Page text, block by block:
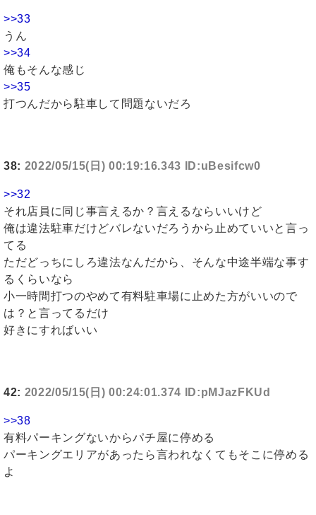
>>33
うん
>>34
俺もそんな感じ
>>35
打つんだから駐車して問題ないだろ
38: 2022/05/15(日) 00:19:16.343 ID:uBesifcw0
>>32
それ店員に同じ事言えるか？言えるならいいけど
俺は違法駐車だけどバレないだろうから止めていいと言っ
てる
ただどっちにしろ違法なんだから、そんな中途半端な事す
るくらいなら
小一時間打つのやめて有料駐車場に止めた方がいいので
は？と言ってるだけ
好きにすればいい
42: 2022/05/15(日) 00:24:01.374 ID:pMJazFKUd
>>38
有料パーキングないからパチ屋に停める
パーキングエリアがあったら言われなくてもそこに停める
よ